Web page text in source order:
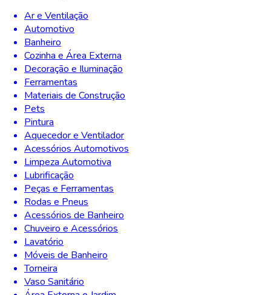
Ar e Ventilação
Automotivo
Banheiro
Cozinha e Área Externa
Decoração e Iluminação
Ferramentas
Materiais de Construção
Pets
Pintura
Aquecedor e Ventilador
Acessórios Automotivos
Limpeza Automotiva
Lubrificação
Peças e Ferramentas
Rodas e Pneus
Acessórios de Banheiro
Chuveiro e Acessórios
Lavatório
Móveis de Banheiro
Torneira
Vaso Sanitário